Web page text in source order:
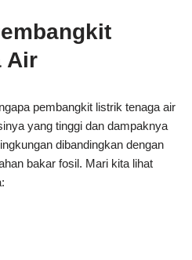
Air
pembangkit listrik tenaga air
yang tinggi dan dampaknya
dibandingkan dengan
bakar fosil. Mari kita lihat